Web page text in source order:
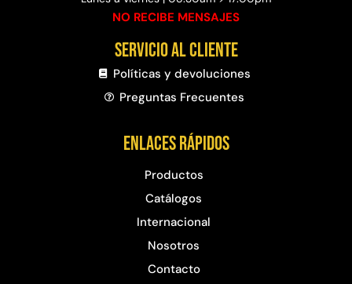
NO RECIBE MENSAJES
Servicio al cliente
Políticas y devoluciones
Preguntas Frecuentes​
Enlaces rápidos
Productos
Catálogos
Internacional
Nosotros
Contacto